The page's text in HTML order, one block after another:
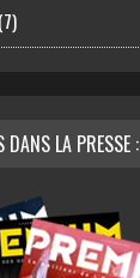
DANS LA PRESSE :